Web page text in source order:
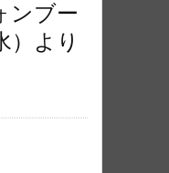
ンブー
）より